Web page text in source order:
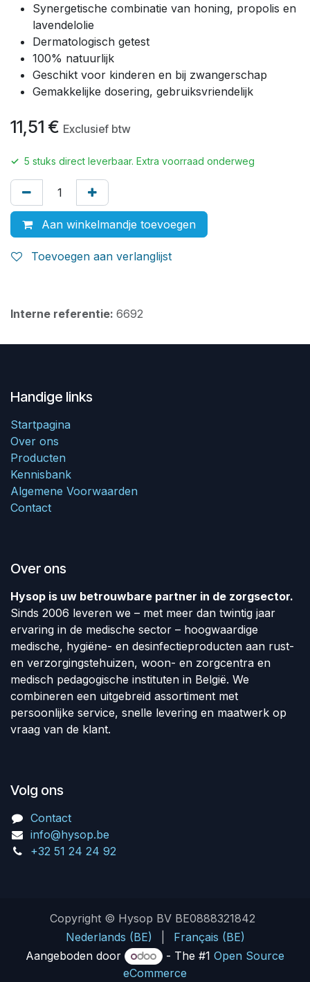
Synergetische combinatie van honing, propolis en
lavendelolie
Dermatologisch getest
100% natuurlijk
Geschikt voor kinderen en bij zwangerschap
Gemakkelijke dosering, gebruiksvriendelijk
11,51 € Exclusief btw
✓ 5 stuks direct leverbaar. Extra voorraad onderweg
Aan winkelmandje toevoegen
Toevoegen aan verlanglijst
Interne referentie: 6692
Handige links
Startpagina
Over ons
Producten
Kennisbank
Algemene Voorwaarden
Contact
Over ons
Hysop is uw betrouwbare partner in de zorgsector.
Sinds 2006 leveren we – met meer dan twintig jaar
ervaring in de medische sector – hoogwaardige
medische, hygiëne- en desinfectieproducten aan rust-
en verzorgingstehuizen, woon- en zorgcentra en
medisch pedagogische instituten in België. We
combineren een uitgebreid assortiment met
persoonlijke service, snelle levering en maatwerk op
vraag van de klant.
Volg ons
Contact
info@hysop.be
+32 51 24 24 92
Copyright © Hysop BV BE0888321842
Nederlands (BE)
Français (BE)
Aangeboden door
- The #1 Open Source
eCommerce